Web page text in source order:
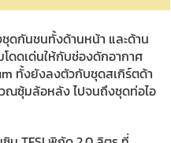
ดกันชนทั้งด้านหน้า และด้าน
ดดเด่นให้กับช่องดักอากาศ
ทั้งยังลงตัวกับชุดสเกิร์ตด้า
ณซุ้มล้อหลัง ไปจนถึงชุดท่อไอ